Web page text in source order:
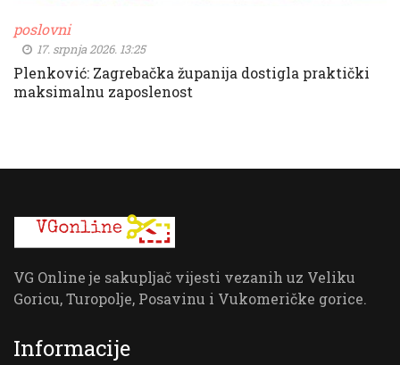
poslovni
17. srpnja 2026. 13:25
Plenković: Zagrebačka županija dostigla praktički
maksimalnu zaposlenost
VG Online je sakupljač vijesti vezanih uz Veliku
Goricu, Turopolje, Posavinu i Vukomeričke gorice.
Informacije